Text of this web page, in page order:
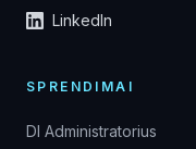
LinkedIn
SPRENDIMAI
DI Administratorius